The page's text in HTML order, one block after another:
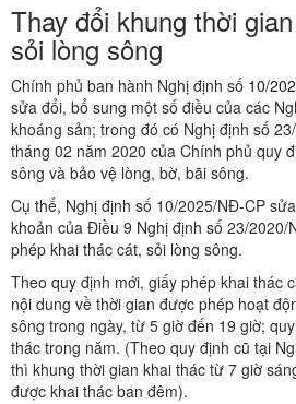
Thay đổi khung thời
sỏi lòng sông
Chính phủ ban hành Nghị định số 10/
sửa đổi, bổ sung một số điều của các
khoáng sản; trong đó có Nghị định số
tháng 02 năm 2020 của Chính phủ quy
sông và bảo vệ lòng, bờ, bãi sông.
Cụ thể, Nghị định số 10/2025/NĐ-CP
khoản của Điều 9 Nghị định số 23/2020/
phép khai thác cát, sỏi lòng sông.
Theo quy định mới, giấy phép khai thác
nội dung về thời gian được phép hoạt
sông trong ngày, từ 5 giờ đến 19 giờ;
thác trong năm. (Theo quy định cũ tại
thì khung thời gian khai thác từ 7 giờ
được khai thác ban đêm).